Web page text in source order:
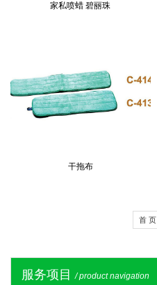
家私喷蜡 碧丽珠
干拖布
首 页
服务项目 / product navigation